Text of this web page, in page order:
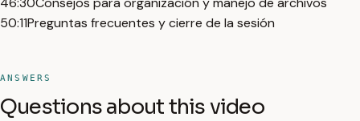
50:11Preguntas frecuentes y cierre de la sesión
ANSWERS
Questions about this video